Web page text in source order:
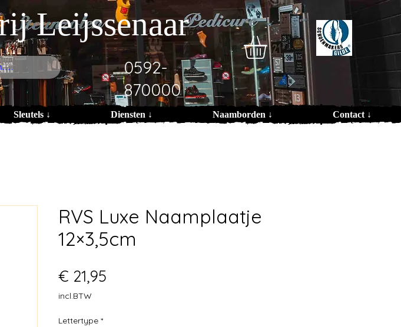
Leijssenaar
0592-
870000
Sleutels ↓ Diensten ↓ Naamborden ↓ Contact ↓
RVS Luxe Naamplaatje
12×3,5cm
€ 21,95
incl.BTW
Lettertype *